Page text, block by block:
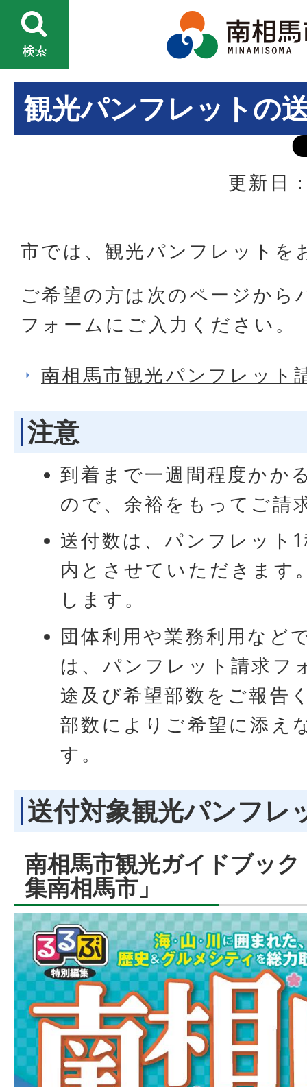
観光パンフレットの
更新日
市では、観光パンフレットを
ご希望の方は次のページから
フォームにご入力ください。
南相馬市観光パンフレット
注意
到着まで一週間程度かか
ので、余裕をもってご請
送付数は、パンフレット
内とさせていただきます
します。
団体利用や業務利用など
は、パンフレット請求フ
途及び希望部数をご報告
部数によりご希望に添え
す。
送付対象観光パンフレ
南相馬市観光ガイドブッ
集南相馬市」